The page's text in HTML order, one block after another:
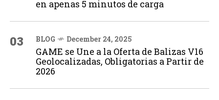
en apenas 5 minutos de carga
03 BLOG December 24, 2025
GAME se Une a la Oferta de Balizas V16
Geolocalizadas, Obligatorias a Partir de
2026